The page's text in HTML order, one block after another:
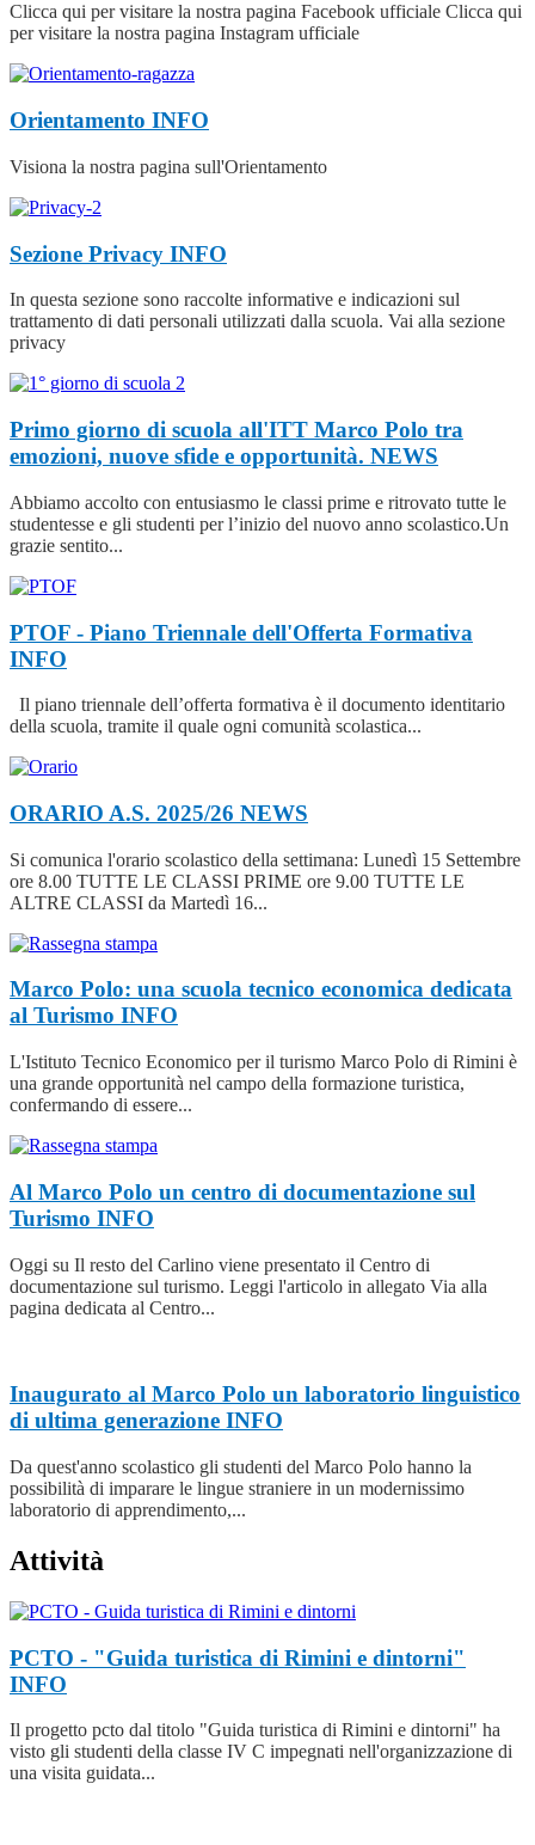
Clicca qui per visitare la nostra pagina Facebook ufficiale Clicca qui
per visitare la nostra pagina Instagram ufficiale
Orientamento INFO
Visiona la nostra pagina sull'Orientamento
Sezione Privacy INFO
In questa sezione sono raccolte informative e indicazioni sul
trattamento di dati personali utilizzati dalla scuola. Vai alla sezione
privacy
Primo giorno di scuola all'ITT Marco Polo tra
emozioni, nuove sfide e opportunità. NEWS
Abbiamo accolto con entusiasmo le classi prime e ritrovato tutte le
studentesse e gli studenti per l’inizio del nuovo anno scolastico.Un
grazie sentito...
PTOF - Piano Triennale dell'Offerta Formativa
INFO
Il piano triennale dell’offerta formativa è il documento identitario
della scuola, tramite il quale ogni comunità scolastica...
ORARIO A.S. 2025/26 NEWS
Si comunica l'orario scolastico della settimana: Lunedì 15 Settembre
ore 8.00 TUTTE LE CLASSI PRIME ore 9.00 TUTTE LE
ALTRE CLASSI da Martedì 16...
Marco Polo: una scuola tecnico economica dedicata
al Turismo INFO
L'Istituto Tecnico Economico per il turismo Marco Polo di Rimini è
una grande opportunità nel campo della formazione turistica,
confermando di essere...
Al Marco Polo un centro di documentazione sul
Turismo INFO
Oggi su Il resto del Carlino viene presentato il Centro di
documentazione sul turismo. Leggi l'articolo in allegato Via alla
pagina dedicata al Centro...
Inaugurato al Marco Polo un laboratorio linguistico
di ultima generazione INFO
Da quest'anno scolastico gli studenti del Marco Polo hanno la
possibilità di imparare le lingue straniere in un modernissimo
laboratorio di apprendimento,...
Attività
PCTO - "Guida turistica di Rimini e dintorni"
INFO
Il progetto pcto dal titolo "Guida turistica di Rimini e dintorni" ha
visto gli studenti della classe IV C impegnati nell'organizzazione di
una visita guidata...